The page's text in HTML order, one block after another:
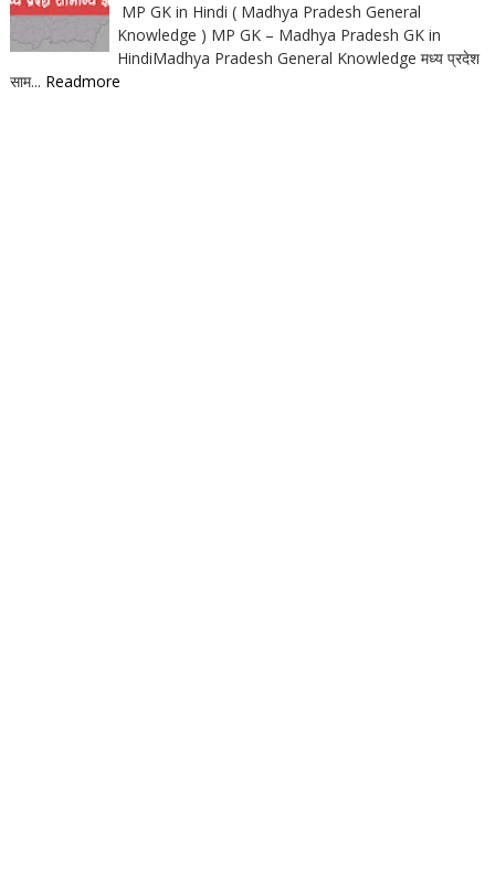
MP GK in Hindi ( Madhya Pradesh General
Knowledge ) MP GK – Madhya Pradesh GK in
HindiMadhya Pradesh General Knowledge मध्य प्रदेश
साम... Readmore